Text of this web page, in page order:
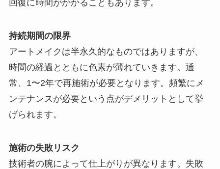
回復に時間がかかることもあります。
持続期間の限界
アートメイクは半永久的なものではありますが、
時間の経過とともに色素が薄れていきます。通
常、1〜2年で再施術が必要となります。頻繁にメ
ンテナンスが必要という点がデメリットとして挙
げられます。
施術の失敗リスク
技術者の腕によって仕上がりが異なります。失敗